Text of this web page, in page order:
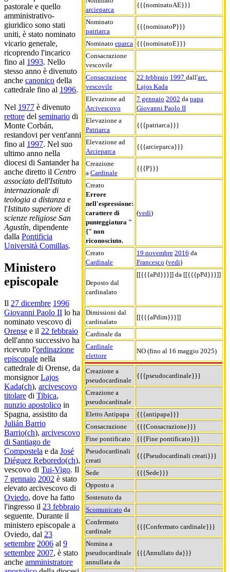
arcieparca
{{{nominatoAE}}}
Nominato
patriarca
{{{nominatoP}}}
Nominato eparca {{{nominatoE}}}
Consacrazione
vescovile
Consacrazione
vescovile
22 febbraio 1997 dall'arc.
Lajos Kada
Elevazione ad
Arcivescovo
7 gennaio 2002 da papa
Giovanni Paolo II
Elevazione a
Patriarca
{{{patriarca}}}
Elevazione ad
Arcieparca
{{{arcieparca}}}
Creazione
a Cardinale
{{{P}}}
Creato
Errore
nell'espressione:
carattere di
punteggiatura "
{" non
riconosciuto.
(vedi)
Creato
Cardinale
19 novembre 2016 da
Francesco (vedi)
Deposto dal
cardinalato
[[{{{aPd}}}]] da [[{{{pPd}}}]]
Dimissioni dal
cardinalato
[[{{{aPdim}}}]]
Cardinale da
Cardinale
elettore
NO (fino al 16 maggio 2025)
Creazione a
pseudocardinale
{{{pseudocardinale}}}
Creazione a
pseudocardinale
Eletto Antipapa
{{{antipapa}}}
Consacrazione
{{{Consacrazione}}}
Fine pontificato
{{{Fine pontificato}}}
Pseudocardinali
creati
{{{Pseudocardinali creati}}}
Sede
{{{Sede}}}
Opposto a
Sostenuto da
Scomunicato da
Confermato
cardinale
{{{Confermato cardinale}}}
Nomina a
pseudocardinale
annullata da
{{{Annullato da}}}
pastorale e quello
amministrativo-
giuridico sono stati
uniti, è stato nominato
vicario generale,
ricoprendo l'incarico
fino al 1993. Nello
stesso anno è divenuto
anche canonico della
cattedrale fino al 1996.
Nel 1977 è divenuto
rettore del seminario di
Monte Corbán,
restandovi per vent'anni
fino al 1997. Nel suo
ultimo anno nella
diocesi di Santander ha
anche diretto il Centro
associato dell'Istituto
internazionale di
teologia a distanza e
l'Istituto superiore di
scienze religiose San
Agustín, dipendente
dalla Pontificia
Università Comillas.
Ministero
episcopale
Il 27 dicembre 1996
Giovanni Paolo II lo ha
nominato vescovo di
Orense e il 22 febbraio
dell'anno successivo ha
ricevuto l'ordinazione
episcopale nella
cattedrale di Orense, da
monsignorLajos
Kada(ch), arcivescovo
titolare di Tibica,
nunzio apostolico in
Spagna, assistito da
Julián Barrio
Barrio(ch), arcivescovo
di Santiago de
Compostela e da José
Diéguez Reboredo(ch),
vescovo di Tui-Vigo. Il
7 gennaio 2002 è stato
elevato arcivescovo di
Oviedo, dove ha fatto
l'ingresso il 23 febbraio
seguente. Durante il
ministero episcopale a
Oviedo, dal 23
settembre 2006 al 9
settembre 2007, è stato
anche amministratore